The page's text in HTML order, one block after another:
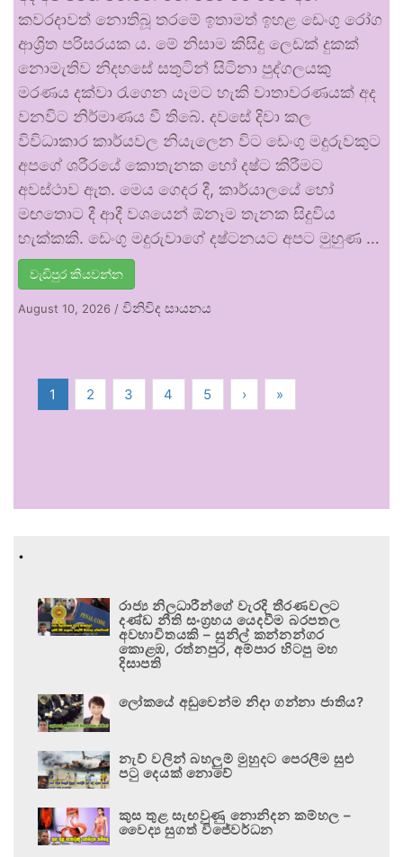
කවරදාවත් නොතිබූ තරමේ ඉතාමත් ඉහළ ඩෙංගු රෝග
ආශ්‍රිත පරිසරයක ය. මේ නිසාම කිසිදු ලෙඩක් දුකක්
නොමැතිව නිදහසේ සතුටින් සිටිනා පුද්ගලයකු
මරණය දක්වා රැගෙන යෑමට හැකි වාතාවරණයක් අද
වනවිට නිර්මාණය වී තිබේ. දවසේ දිවා කල
විවිධාකාර කාර්යවල නියැලෙන විට ඩෙංගු මදුරුවකුට
අපගේ ශරීරයේ කොතැනක හෝ දෂ්ට කිරීමට
අවස්ථාව ඇත. මෙය ගෙදර දී, කාර්යාලයේ හෝ
මඟතොට දී ආදී වශයෙන් ඕනෑම තැනක සිදුවිය
හැක්කකි. ඩෙංගු මදුරුවාගේ දෂ්ටනයට අපට මුහුණ …
වැඩිපුර කියවන්න
August 10, 2026 / විනිවිද සායනය
1 2 3 4 5 › »
.
රාජ්‍ය නිලධාරීන්ගේ වැරදි තීරණවලට
දණ්ඩ නීති සංග්‍රහය යෙදවීම බරපතල
අවභාවිතයකි – සුනිල් කන්නන්ගර
කොළඹ, රත්නපුර, අම්පාර හිටපු මහ
දිසාපති
ලෝකයේ අඩුවෙන්ම නිදා ගන්නා ජාතිය?
නැව් වලින් බහලුම් මුහුදට පෙරලීම සුළු
පටු දෙයක් නොවේ
කුස තුළ සැඟවුණු නොනිදන කම්හල –
වෛද්‍ය සුගත් විජේවර්ධන